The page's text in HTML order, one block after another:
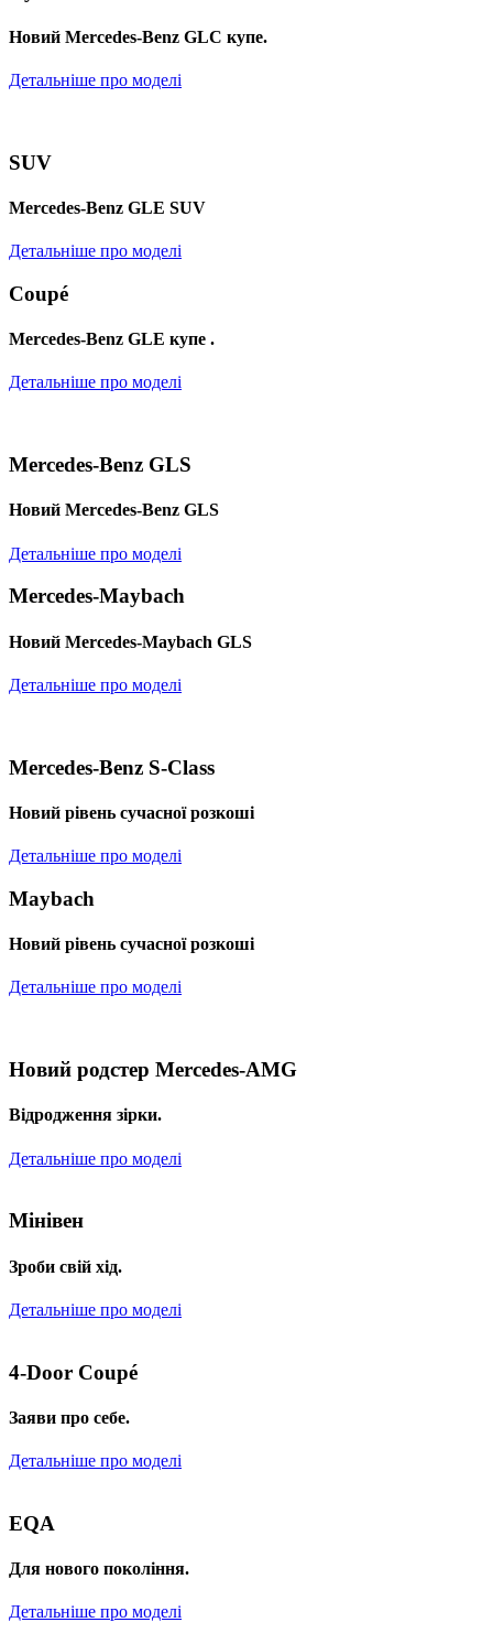
Новий Mercedes-Benz GLС купе.
Детальніше про моделі
SUV
Mercedes-Benz GLE SUV
Детальніше про моделі
Coupé
Mercedes-Benz GLE купе .
Детальніше про моделі
Mercedes-Benz GLS
Новий Mercedes-Benz GLS
Детальніше про моделі
Mercedes-Maybach
Новий Mercedes-Maybach GLS
Детальніше про моделі
Mercedes-Benz S-Class
Новий рівень сучасної розкоші
Детальніше про моделі
Maybach
Новий рівень сучасної розкоші
Детальніше про моделі
Новий родстер Mercedes-AMG
Відродження зірки.
Детальніше про моделі
Мінівен
Зроби свій хід.
Детальніше про моделі
4-Door Coupé
Заяви про себе.
Детальніше про моделі
EQA
Для нового покоління.
Детальніше про моделі